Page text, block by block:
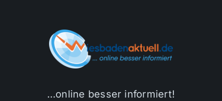
…online besser informiert!